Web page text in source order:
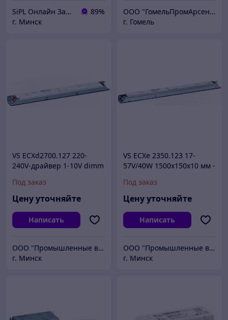
SiPL Онлайн Заказы 24 часа
89%
г. Минск
ООО "ГомельПромАрсенал"
г. Гомель
VS ECXd2700.127 220-
240V-драйвер 1-10V dimm
Под заказ
Цену уточняйте
Написать
ООО "Промышленные вентиляторы и компоненты"
г. Минск
VS ECXe 2350.123 17-
57V/40W 1500x150x10 мм -
Под заказ
Цену уточняйте
Написать
ООО "Промышленные вентиляторы и компоненты"
г. Минск